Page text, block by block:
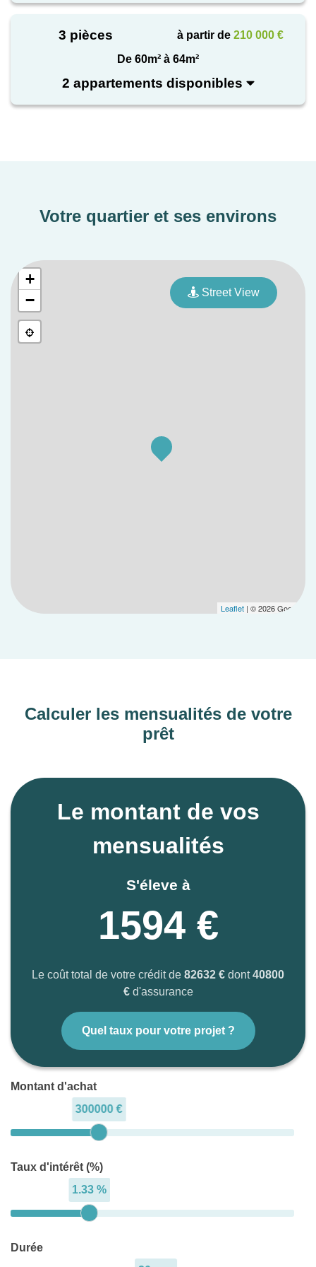
services, ses établissements scolaires et ses
profiter d'une résidence secondaire.
3 pièces à partir de 210 000 €
De 60m² à 64m²
2 appartements disponibles
Votre quartier et ses environs
+
−
Leaflet | © 2026 Google
Street View
Calculer les mensualités de votre
prêt
Le montant de vos
mensualités
S'éleve à
1594 €
Le coût total de votre crédit de 82632 € dont40800
€d'assurance
Quel taux pour votre projet ?
Montant d'achat
300000 €
Taux d'intérêt (%)
1.33 %
Durée